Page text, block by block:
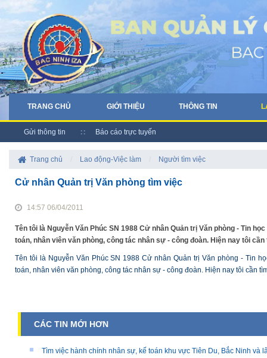
TRANG CHỦ GIỚI THIỆU THÔNG TIN
Gửi thông tin Báo cáo trực tuyến
Trang chủ Lao động-Việc làm Người tìm việc
Cử nhân Quản trị Văn phòng tìm việc
14:57 06/04/2011
Tên tôi là Nguyễn Văn Phúc SN 1988 Cử nhân Quản trị Văn phòng - Tin
toán, nhân viên văn phòng, công tác nhân sự - công đoàn. Hiện nay tôi
Tên tôi là Nguyễn Văn Phúc SN 1988 Cử nhân Quản trị Văn phòng - Tin
toán, nhân viên văn phòng, công tác nhân sự - công đoàn. Hiện nay tôi cần
CÁC TIN MỚI HƠN
Tìm việc hành chính nhân sự, kế toán khu vực Tiên Du, Bắc Ninh và